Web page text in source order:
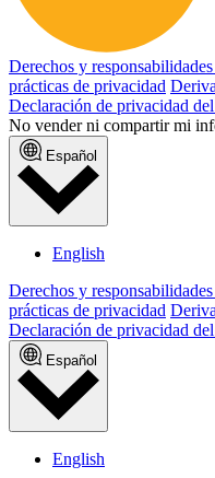
Derechos y
prácticas de privacidad
Declaración de privacidad
No vender ni compartir mi
Español
English
Derechos y
prácticas de privacidad
Declaración de privacidad
Español
English